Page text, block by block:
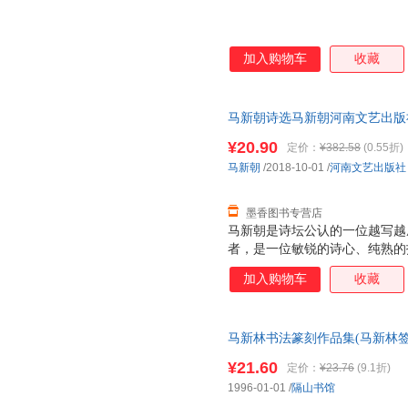
加入购物车 收藏
马新朝诗选马新朝河南文艺出
马新朝是诗坛公认的一位越写
者，是一位敏锐的诗心、纯熟
诗艺、朝着精神领域拓荒，向
他的精神原乡，让人惊奇地触
归永恒的精神故乡，领受更具
性。其中的《幻河》获得第三
¥20.90 定价： ¥382.58 (0.55折)
墨香图书专营店
马新朝 /2018-10-01 /河南文艺出版社
加入购物车 收藏
马新林书法篆刻作品集(马新林
¥21.60 定价： ¥23.76 (9.1折)
1996-01-01 /隔山书馆